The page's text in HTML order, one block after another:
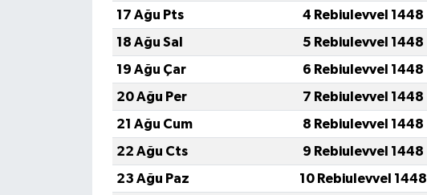
17 Ağu Pts
4 Rebiulevvel 1448
18 Ağu Sal
5 Rebiulevvel 1448
19 Ağu Çar
6 Rebiulevvel 1448
20 Ağu Per
7 Rebiulevvel 1448
21 Ağu Cum
8 Rebiulevvel 1448
22 Ağu Cts
9 Rebiulevvel 1448
23 Ağu Paz
10 Rebiulevvel 1448